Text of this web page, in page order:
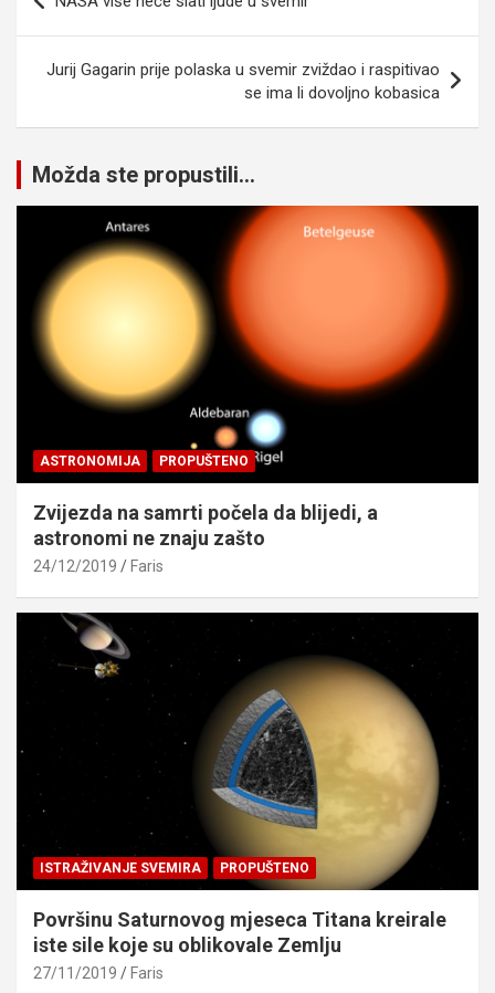
članaka
Jurij Gagarin prije polaska u svemir zviždao i raspitivao
se ima li dovoljno kobasica
Možda ste propustili...
ASTRONOMIJA PROPUŠTENO
Zvijezda na samrti počela da blijedi, a
astronomi ne znaju zašto
24/12/2019 Faris
ISTRAŽIVANJE SVEMIRA PROPUŠTENO
Površinu Saturnovog mjeseca Titana kreirale
iste sile koje su oblikovale Zemlju
27/11/2019 Faris